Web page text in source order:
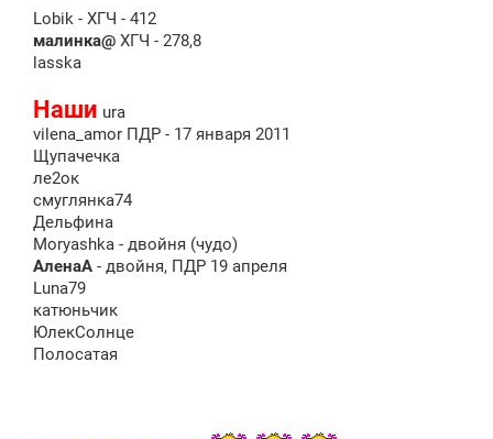
Lobik - ХГЧ - 412
малинка@ ХГЧ - 278,8
lasska
Наши ura
vilena_amor ПДР - 17 января 2011
Щупачечка
ле2ок
смуглянка74
Дельфина
Moryashka - двойня (чудо)
АленаА - двойня, ПДР 19 апреля
Luna79
катюньчик
ЮлекСолнце
Полосатая